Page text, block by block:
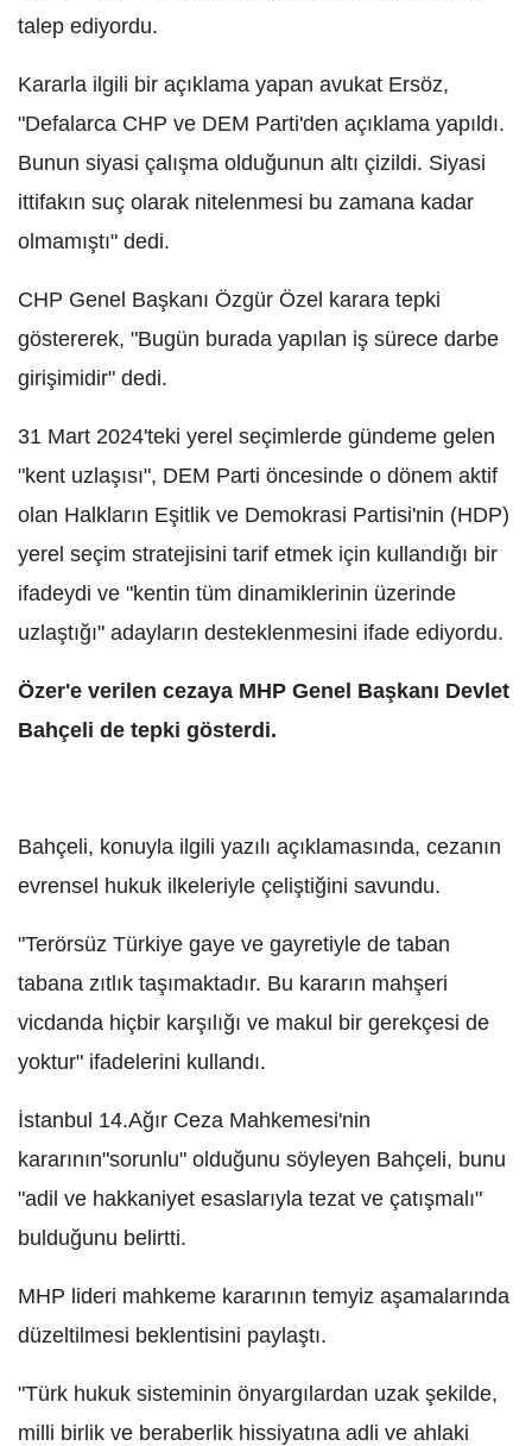
talep ediyordu.
Kararla ilgili bir açıklama yapan avukat Ersöz,
"Defalarca CHP ve DEM Parti'den açıklama yapıldı.
Bunun siyasi çalışma olduğunun altı çizildi. Siyasi
ittifakın suç olarak nitelenmesi bu zamana kadar
olmamıştı" dedi.
CHP Genel Başkanı Özgür Özel karara tepki
göstererek, "Bugün burada yapılan iş sürece darbe
girişimidir" dedi.
31 Mart 2024'teki yerel seçimlerde gündeme gelen
"kent uzlaşısı", DEM Parti öncesinde o dönem aktif
olan Halkların Eşitlik ve Demokrasi Partisi'nin (HDP)
yerel seçim stratejisini tarif etmek için kullandığı bir
ifadeydi ve "kentin tüm dinamiklerinin üzerinde
uzlaştığı" adayların desteklenmesini ifade ediyordu.
Özer'e verilen cezaya MHP Genel Başkanı Devlet
Bahçeli de tepki gösterdi.
Bahçeli, konuyla ilgili yazılı açıklamasında, cezanın
evrensel hukuk ilkeleriyle çeliştiğini savundu.
"Terörsüz Türkiye gaye ve gayretiyle de taban
tabana zıtlık taşımaktadır. Bu kararın mahşeri
vicdanda hiçbir karşılığı ve makul bir gerekçesi de
yoktur" ifadelerini kullandı.
İstanbul 14.Ağır Ceza Mahkemesi'nin
kararının"sorunlu" olduğunu söyleyen Bahçeli, bunu
"adil ve hakkaniyet esaslarıyla tezat ve çatışmalı"
bulduğunu belirtti.
MHP lideri mahkeme kararının temyiz aşamalarında
düzeltilmesi beklentisini paylaştı.
"Türk hukuk sisteminin önyargılardan uzak şekilde,
milli birlik ve beraberlik hissiyatına adli ve ahlaki